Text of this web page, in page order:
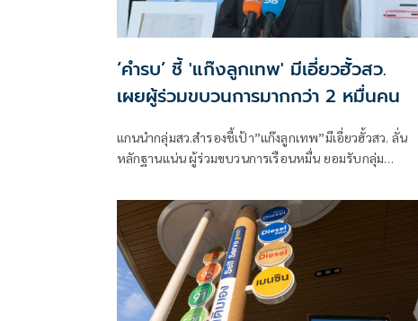
‘คำรบ’ ชี้ 'แก๊งลูกเทพ' มีเอี่ยวฮั้วสว.
เผยผู้ร่วมขบวนการมากกว่า 2 หมื่นคน
แกนนำกลุ่มสว.สำรองชี้เป้า”แก๊งลูกเทพ”มีเอี่ยวฮั้วสว. ลั่น
หลักฐานแน่น ผู้ร่วมขบวนการเรือนหมื่น ยอมรับกลุ่ม
เตือนกกต.หากไม่ส่งศาลฎีกาสอย 138 สว.โดนร้องเอาผิด
ติดคุก!